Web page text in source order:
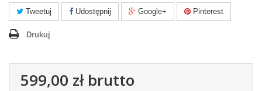
Tweetuj Udostępnij Google+ Pinterest
Drukuj
599,00 złbrutto